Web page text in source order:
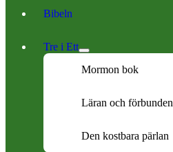
Bibeln
Tre i Ett
Mormon bok
Läran och förbunden
Den kostbara pärlan